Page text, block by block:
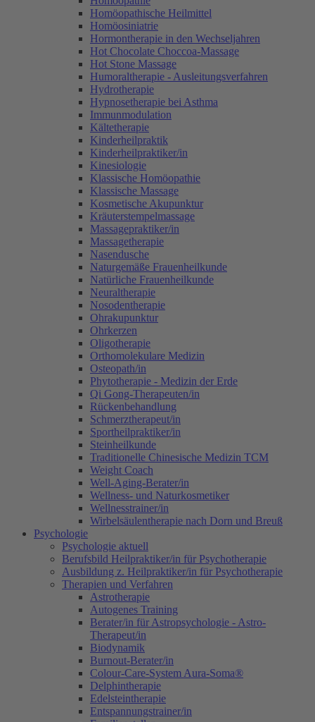
Homöopathische Heilmittel
Homöosiniatrie
Hormontherapie in den Wechseljahren
Hot Chocolate Choccoa-Massage
Hot Stone Massage
Humoraltherapie - Ausleitungsverfahren
Hydrotherapie
Hypnosetherapie bei Asthma
Immunmodulation
Kältetherapie
Kinderheilpraktik
Kinderheilpraktiker/in
Kinesiologie
Klassische Homöopathie
Klassische Massage
Kosmetische Akupunktur
Kräuterstempelmassage
Massagepraktiker/in
Massagetherapie
Nasendusche
Naturgemäße Frauenheilkunde
Natürliche Frauenheilkunde
Neuraltherapie
Nosodentherapie
Ohrakupunktur
Ohrkerzen
Oligotherapie
Orthomolekulare Medizin
Osteopath/in
Phytotherapie - Medizin der Erde
Qi Gong-Therapeuten/in
Rückenbehandlung
Schmerztherapeut/in
Sportheilpraktiker/in
Steinheilkunde
Traditionelle Chinesische Medizin TCM
Weight Coach
Well-Aging-Berater/in
Wellness- und Naturkosmetiker
Wellnesstrainer/in
Wirbelsäulentherapie nach Dorn und Breuß
Psychologie
Psychologie aktuell
Berufsbild Heilpraktiker/in für Psychotherapie
Ausbildung z. Heilpraktiker/in für Psychotherapie
Therapien und Verfahren
Astrotherapie
Autogenes Training
Berater/in für Astropsychologie - Astro-
Therapeut/in
Biodynamik
Burnout-Berater/in
Colour-Care-System Aura-Soma®
Delphintherapie
Edelsteintherapie
Entspannungstrainer/in